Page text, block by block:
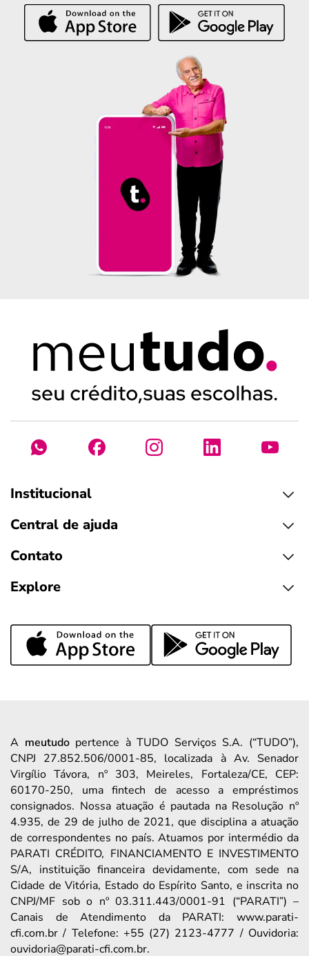
Institucional
Central de ajuda
Contato
Explore
A meutudopertence à TUDO Serviços S.A. (“TUDO”),
CNPJ 27.852.506/0001-85, localizada à Av. Senador
Virgílio Távora, nº 303, Meireles, Fortaleza/CE, CEP:
60170-250, uma fintech de acesso a empréstimos
consignados. Nossa atuação é pautada na Resolução nº
4.935, de 29 de julho de 2021, que disciplina a atuação
de correspondentes no país. Atuamos por intermédio da
PARATI CRÉDITO, FINANCIAMENTO E INVESTIMENTO
S/A, instituição financeira devidamente, com sede na
Cidade de Vitória, Estado do Espírito Santo, e inscrita no
CNPJ/MF sob o nº 03.311.443/0001-91 (“PARATI”) –
Canais de Atendimento da PARATI: www.parati-
cfi.com.br / Telefone: +55 (27) 2123-4777 / Ouvidoria:
ouvidoria@parati-cfi.com.br.